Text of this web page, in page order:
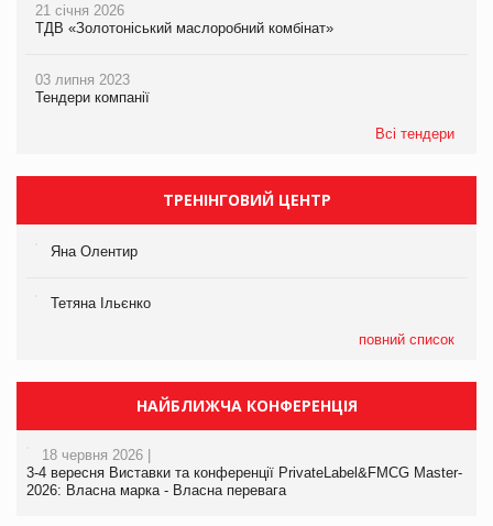
21 січня 2026
ТДВ «Золотоніський маслоробний комбінат»
03 липня 2023
Тендери компанії
Всі тендери
ТРЕНІНГОВИЙ ЦЕНТР
Яна Олентир
Тетяна Ільєнко
повний список
НАЙБЛИЖЧА КОНФЕРЕНЦІЯ
18 червня 2026 |
3-4 вересня Виставки та конференції PrivateLabel&FMCG Master-
2026: Власна марка - Власна перевага